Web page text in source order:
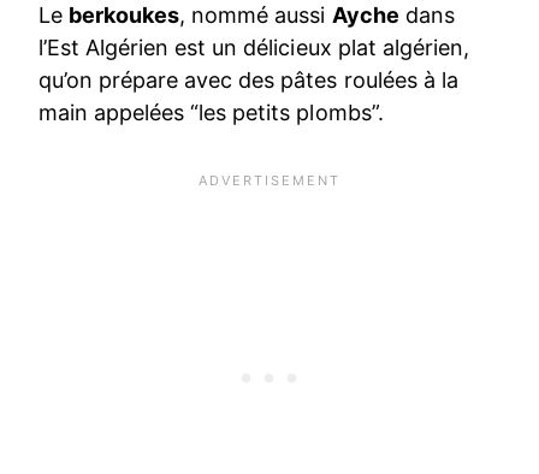
Le berkoukes, nommé aussi Ayche dans
l’Est Algérien est un délicieux plat algérien,
qu’on prépare avec des pâtes roulées à la
main appelées “les petits plombs”.